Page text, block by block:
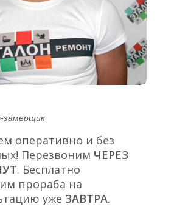
замерщик
оперативно и без
Перезвоним ЧЕРЕЗ
. Бесплатно
прораба на
уже ЗАВТРА.